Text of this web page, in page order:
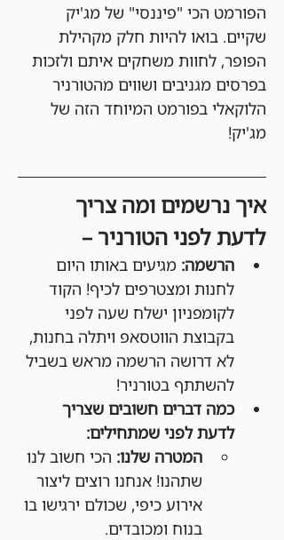
הפורמט הכי "פיננסי" של מג'יק
שקיים. בואו להיות חלק מקהילת
הפופר, לחוות משחקים איתם ולזכות
בפרסים מגניבים ושווים מהטורניר
הלוקאלי בפורמט המיוחד הזה של
מג'יק!
איך נרשמים ומה צריך
לדעת לפני הטורניר –
הרשמה: מגיעים באותו היום
לחנות ומצטרפים לכיף! הקוד
לקומפניון ישלח שעה לפני
בקבוצת הווטסאפ ויתלה בחנות,
לא דרושה הרשמה מראש בשביל
להשתתף בטורניר!
כמה דברים חשובים שצריך
לדעת לפני שמתחילים:
המטרה שלנו: הכי חשוב לנו
שתהנו! אנחנו רוצים ליצור
אירוע כיפי, שכולם ירגישו בו
בנוח ומכובדים.